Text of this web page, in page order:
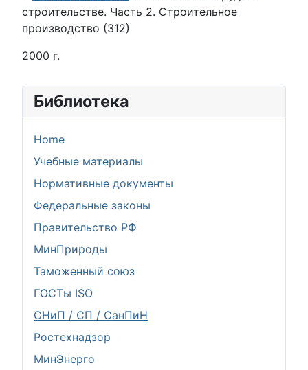
строительстве. Часть 2. Строительное
производство (312)
2000 г.
Библиотека
Home
Учебные материалы
Нормативные документы
Федеральные законы
Правительство РФ
МинПрироды
Таможенный союз
ГОСТы ISO
СНиП / СП / СанПиН
Ростехнадзор
МинЭнерго